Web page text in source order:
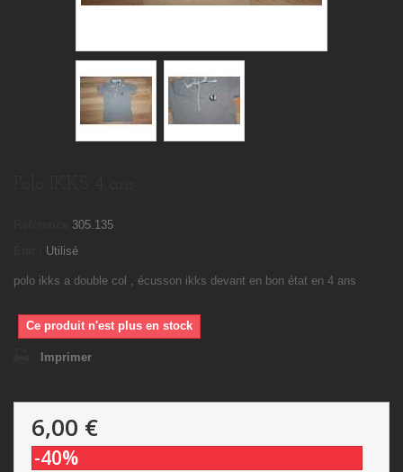
305.135
Utilisé
polo ikks a double col , écusson ikks devant en bon état en 4 ans
Ce produit n'est plus en stock
Imprimer
6,00 €
-40%